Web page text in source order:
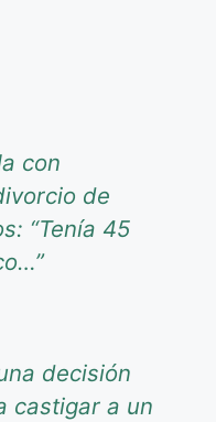
con
de
“Tenía 45
decisión
castigar a un